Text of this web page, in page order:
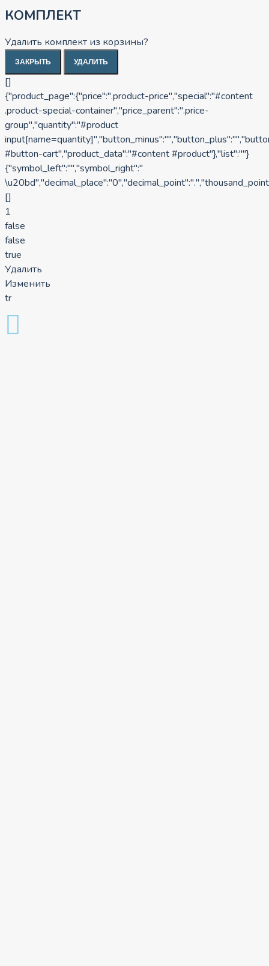
КОМПЛЕКТ
Удалить комплект из корзины?
ЗАКРЫТЬ УДАЛИТЬ
[]
{"product_page":{"price":".product-price","special":"#content
.product-special-container","price_parent":".price-
group","quantity":"#product
#button-cart","product_data":"#content #product"},"list":""}
{"symbol_left":"","symbol_right":"
[]
1
false
false
true
Удалить
Изменить
tr